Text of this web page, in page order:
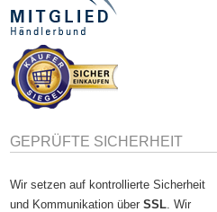
GEPRÜFTE SICHERHEIT
Wir setzen auf kontrollierte Sicherheit
und Kommunikation überSSL. Wir